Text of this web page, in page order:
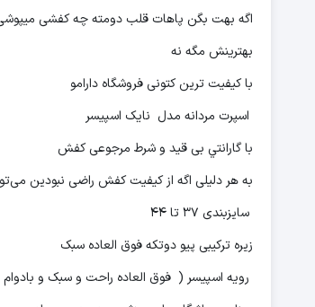
اگه بهت بگن پاهات قلب دومته چه کفشی
بهترینش مگه نه
با کیفیت ترین کتونی فروشگاه دارامو
اسپرت مردانه مدل نایک اسپیسر
با گارانتي بی قید و شرط مرجوعی کفش
به هر دلیلی اگه از کیفیت کفش راضی نبودین
سایزبندی 37 تا 44
زیره ترکیبی پیو دوتکه فوق العاده سبک
رویه اسپیسر ( فوق العاده راحت و سبک و